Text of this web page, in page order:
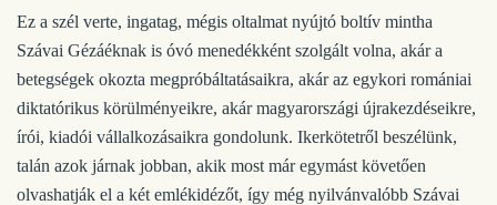
Ez a szél verte, ingatag, mégis oltalmat nyújtó boltív mintha
Szávai Gézáéknak is óvó menedékként szolgált volna, akár a
betegségek okozta megpróbáltatásaikra, akár az egykori romániai
diktatórikus körülményeikre, akár magyarországi újrakezdéseikre,
írói, kiadói vállalkozásaikra gondolunk. Ikerkötetről beszélünk,
talán azok járnak jobban, akik most már egymást követően
olvashatják el a két emlékidézőt, így még nyilvánvalóbb Szávai